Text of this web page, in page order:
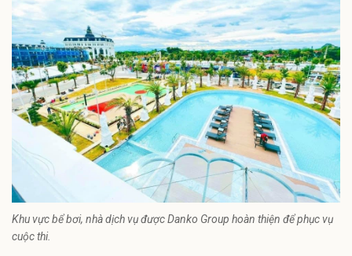
Khu vực bể bơi, nhà dịch vụ được Danko Group hoàn thiện để phục vụ
cuộc thi.